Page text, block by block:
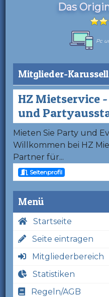
Das
Pc
Mitglieder-Karussell
HZ Mietservice
und
Mieten Sie Party und
Willkommen bei HZ
Partner für...
Seitenprofil
Menü
Startseite
Seite eintragen
Mitgliederbereich
Statistiken
Regeln/AGB